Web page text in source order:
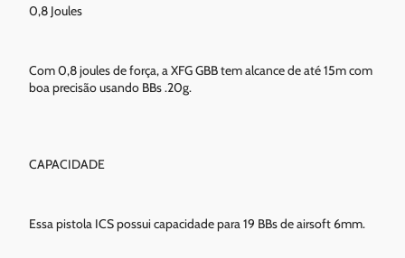
0,8 Joules
Com 0,8 joules de força, a XFG GBB tem alcance de até 15m com
boa precisão usando BBs .20g.
CAPACIDADE
Essa pistola ICS possui capacidade para 19 BBs de airsoft 6mm.